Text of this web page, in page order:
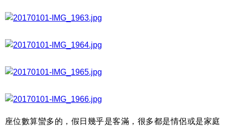
座位數算蠻多的，假日幾乎是客滿，很多都是情侶或是家庭